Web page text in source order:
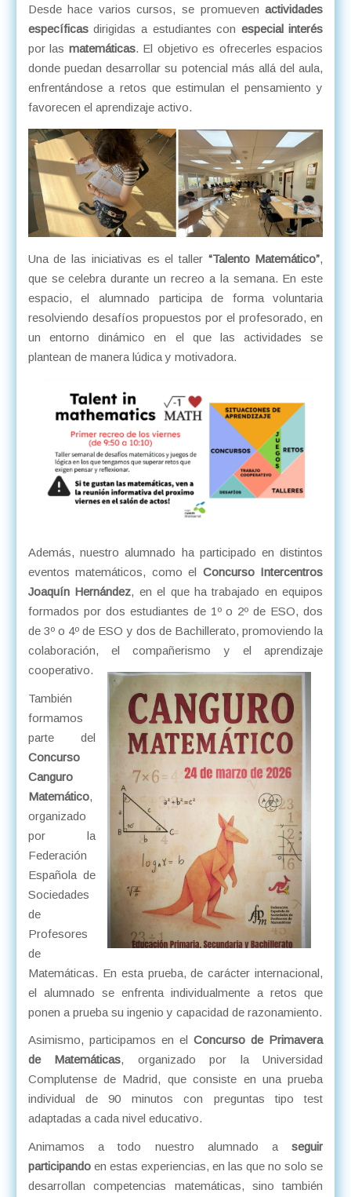
Desde hace varios cursos, se promuevenactividades
específicasdirigidas a estudiantes con especial interés
por las matemáticas. El objetivo es ofrecerles espacios
donde puedan desarrollar su potencial más allá del aula,
enfrentándose a retos que estimulan el pensamiento y
favorecen el aprendizaje activo.
Una de las iniciativas es el taller “Talento Matemático”,
que se celebra durante un recreo a la semana. En este
espacio, el alumnado participa de forma voluntaria
resolviendo desafíos propuestos por el profesorado, en
un entorno dinámico en el que las actividades se
plantean de manera lúdica y motivadora.
Además, nuestro alumnado ha participado en distintos
eventos matemáticos, como el Concurso Intercentros
Joaquín Hernández, en el que ha trabajado en equipos
formados por dos estudiantes de 1º o 2º de ESO, dos
de 3º o 4º de ESO y dos de Bachillerato, promoviendo la
colaboración, el compañerismo y el aprendizaje
cooperativo.
También
formamos
parte del
Concurso
Canguro
Matemático,
organizado
por la
Federación
Española de
Sociedades
de
Profesores
de
Matemáticas. En esta prueba, de carácter internacional,
el alumnado se enfrenta individualmente a retos que
ponen a prueba su ingenio y capacidad de razonamiento.
Asimismo, participamos en elConcurso de Primavera
de Matemáticas, organizado por la Universidad
Complutense de Madrid, que consiste en una prueba
individual de 90 minutos con preguntas tipo test
adaptadas a cada nivel educativo.
Animamos a todo nuestro alumnado aseguir
participandoen estas experiencias, en las que no solo se
desarrollan competencias matemáticas, sino también